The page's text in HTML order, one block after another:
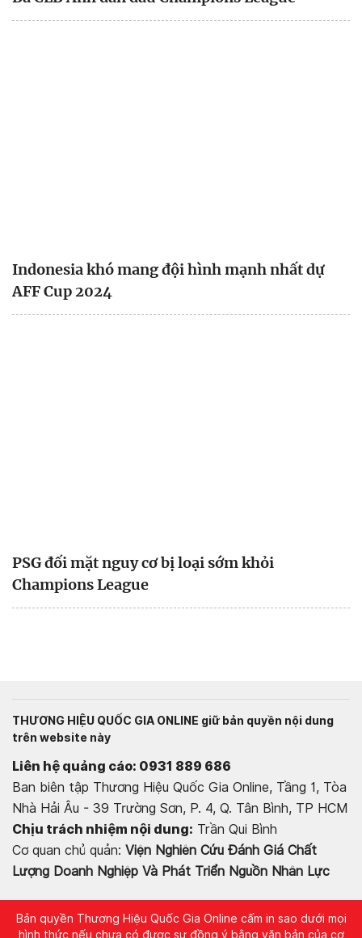
Indonesia khó mang đội hình mạnh nhất dự
AFF Cup 2024
PSG đối mặt nguy cơ bị loại sớm khỏi
Champions League
THƯƠNG HIỆU QUỐC GIA ONLINE giữ bản quyền nội dung
trên website này
Liên hệ quảng cáo: 0931 889 686
Ban biên tập Thương Hiệu Quốc Gia Online, Tầng 1, Tòa
Nhà Hải Âu - 39 Trường Sơn, P. 4, Q. Tân Bình, TP HCM
Chịu trách nhiệm nội dung: Trần Qui Bình
Cơ quan chủ quản: Viện Nghiên Cứu Đánh Giá Chất
Lượng Doanh Nghiệp Và Phát Triển Nguồn Nhân Lực
Bản quyền Thương Hiệu Quốc Gia Online cấm in sao dưới mọi
hình thức nếu chưa có được sự đồng ý bằng văn bản của cơ